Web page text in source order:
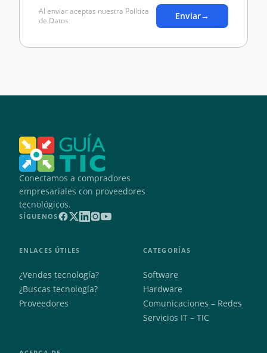
Al enviar aceptas nuestra Política
de Datos
Enviar→
Conectamos a compradores
empresariales con proveedores
tecnológicos.
SÍGUENOS
ENLACES ÚTILES
¿Vendes tecnología?
¿Buscas tecnología?
Proveedores
CATEGORÍAS
Software
Hardware
Comunicaciones – Redes
Servicios IT – TIC